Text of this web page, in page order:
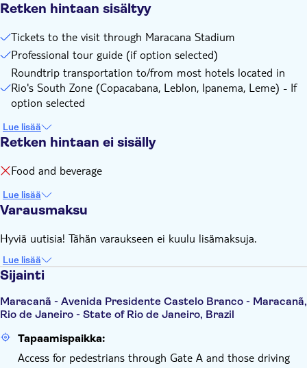
Retken hintaan sisältyy
Tickets to the visit through Maracana Stadium
Professional tour guide (if option selected)
Roundtrip transportation to/from most hotels located in
Rio's South Zone (Copacabana, Leblon, Ipanema, Leme) - If
option selected
Lue lisää
Retken hintaan ei sisälly
Food and beverage
Lue lisää
Varausmaksu
Hyviä uutisia! Tähän varaukseen ei kuulu lisämaksuja.
Lue lisää
Sijainti
Maracanã - Avenida Presidente Castelo Branco - Maracanã,
Rio de Janeiro - State of Rio de Janeiro, Brazil
Tapaamispaikka:
Access for pedestrians through Gate A and those driving